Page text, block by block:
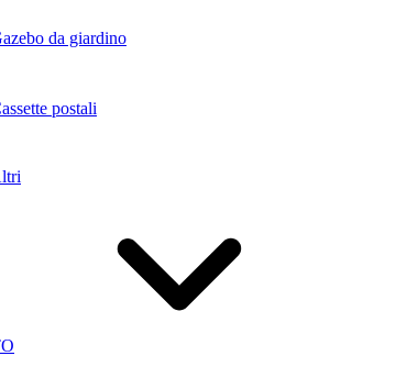
da giardino
postali